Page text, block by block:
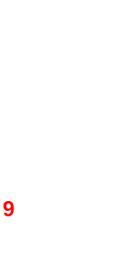
9